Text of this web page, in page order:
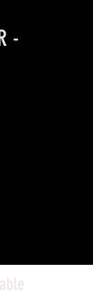
-